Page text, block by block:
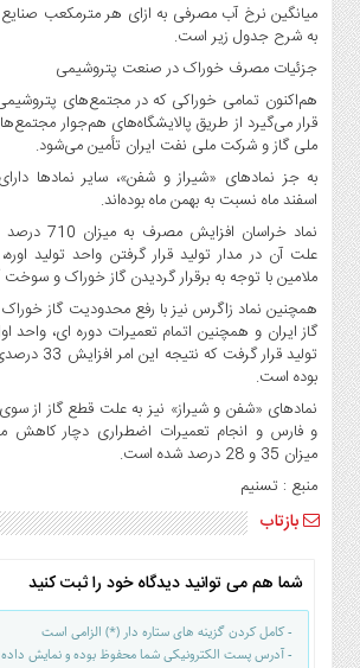
میانگین نرخ آب مصرفی به ازای هر مترمکعب صنایع
به شرح جدول زیر است.
جزئیات مصرف خوراک در صنعت پتروشیمی
هم‌اکنون تمامی خوراکی که در مجتمع‌های
قرار می‌گیرد از طریق پالایشگاه‌های هم‌جوار
ملی گاز و شرکت ملی نفت ایران تأمین می‌شود.
به جز نمادهای «شیراز و شفن»، سایر نمادها
اسفند ماه نسبت به بهمن ماه بوده‌اند.
نماد خراسان
علت آن در مدار تولید قرار گرفتن واحد تولید
ملامین با توجه به برقرار گردیدن گاز خوراک و
همچنین نماد زاگرس نیز با رفع محدودیت گاز
گاز ایران و همچنین اتمام تعمیرات دوره ای، واحد
تولید قرار
بوده است.
نمادهای «شفن و شیراز» نیز به علت قطع گاز از
و فارس و انجام تعمیرات اضطراری دچار کاهش
میزان 35 و 28 درصد شده است.
منبع : تسنیم
بازتاب
شما هم می توانید دیدگاه خود را ثبت کنید
- کامل کردن گزینه های ستاره دار (*) الزامی است
- آدرس پست الکترونیکی شما محفوظ بوده و نمایش